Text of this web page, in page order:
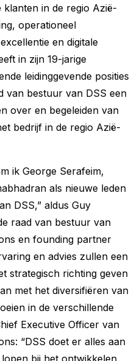
in de regio Azië-
operationeel
en digitale
in zijn 19-jarige
leidinggevende posities
van bestuur van DSS een
over en begeleiden van
bedrijf in de regio Azië-
ik George Serafeim,
als nieuwe leden
DSS,” aldus Guy
raad van bestuur van
en founding partner
en advies zullen een
strategisch richting geven
met het diversifiëren van
in de verschillende
Executive Officer van
“DSS doet er alles aan
bij het ontwikkelen